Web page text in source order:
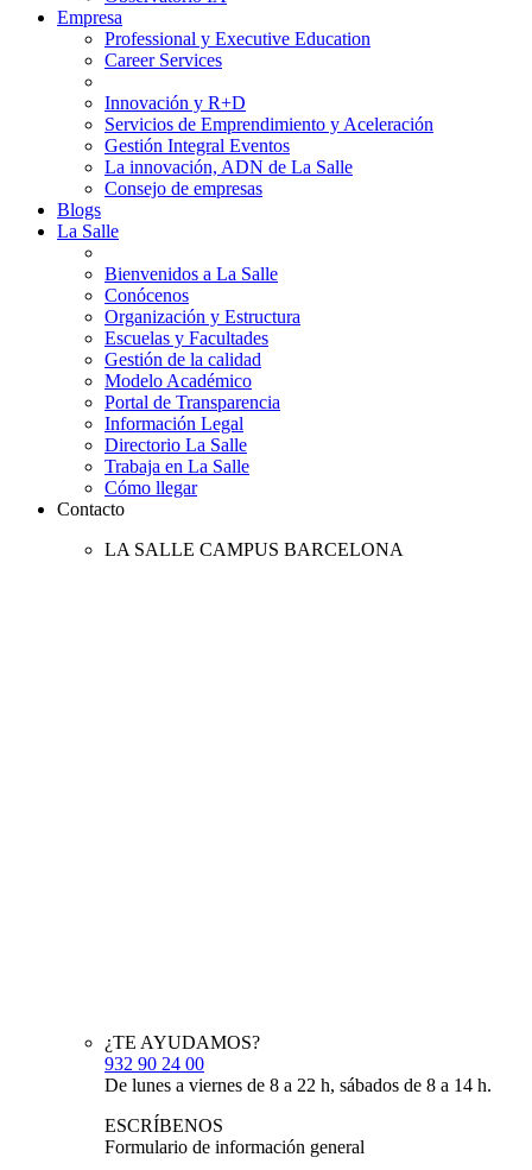
Empresa
Professional y Executive Education
Career Services
Innovación y R+D
Servicios de Emprendimiento y Aceleración
Gestión Integral Eventos
La innovación, ADN de La Salle
Consejo de empresas
Blogs
La Salle
Bienvenidos a La Salle
Conócenos
Organización y Estructura
Escuelas y Facultades
Gestión de la calidad
Modelo Académico
Portal de Transparencia
Información Legal
Directorio La Salle
Trabaja en La Salle
Cómo llegar
Contacto
LA SALLE CAMPUS BARCELONA
¿TE AYUDAMOS?
932 90 24 00
De lunes a viernes de 8 a 22 h, sábados de 8 a 14 h.
ESCRÍBENOS
Formulario de información general